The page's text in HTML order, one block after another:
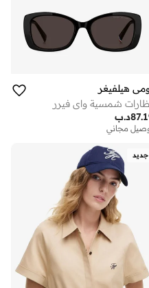
هيلفيغر
شمسية واي فيرر
د.ب
مجاني
جديد